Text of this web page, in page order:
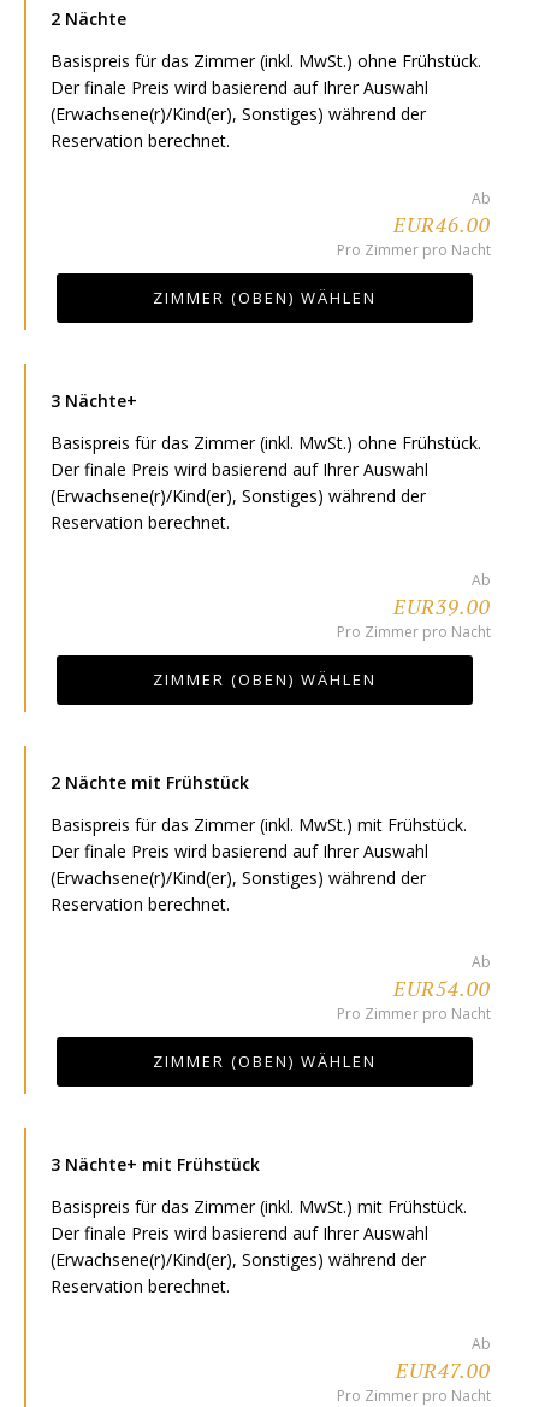
2 Nächte
Basispreis für das Zimmer (inkl. MwSt.) ohne Frühstück.
Der finale Preis wird basierend auf Ihrer Auswahl
(Erwachsene(r)/Kind(er), Sonstiges) während der
Reservation berechnet.
Ab
EUR46.00
Pro Zimmer pro Nacht
ZIMMER (OBEN) WÄHLEN
3 Nächte+
Basispreis für das Zimmer (inkl. MwSt.) ohne Frühstück.
Der finale Preis wird basierend auf Ihrer Auswahl
(Erwachsene(r)/Kind(er), Sonstiges) während der
Reservation berechnet.
Ab
EUR39.00
Pro Zimmer pro Nacht
ZIMMER (OBEN) WÄHLEN
2 Nächte mit Frühstück
Basispreis für das Zimmer (inkl. MwSt.) mit Frühstück.
Der finale Preis wird basierend auf Ihrer Auswahl
(Erwachsene(r)/Kind(er), Sonstiges) während der
Reservation berechnet.
Ab
EUR54.00
Pro Zimmer pro Nacht
ZIMMER (OBEN) WÄHLEN
3 Nächte+ mit Frühstück
Basispreis für das Zimmer (inkl. MwSt.) mit Frühstück.
Der finale Preis wird basierend auf Ihrer Auswahl
(Erwachsene(r)/Kind(er), Sonstiges) während der
Reservation berechnet.
Ab
EUR47.00
Pro Zimmer pro Nacht